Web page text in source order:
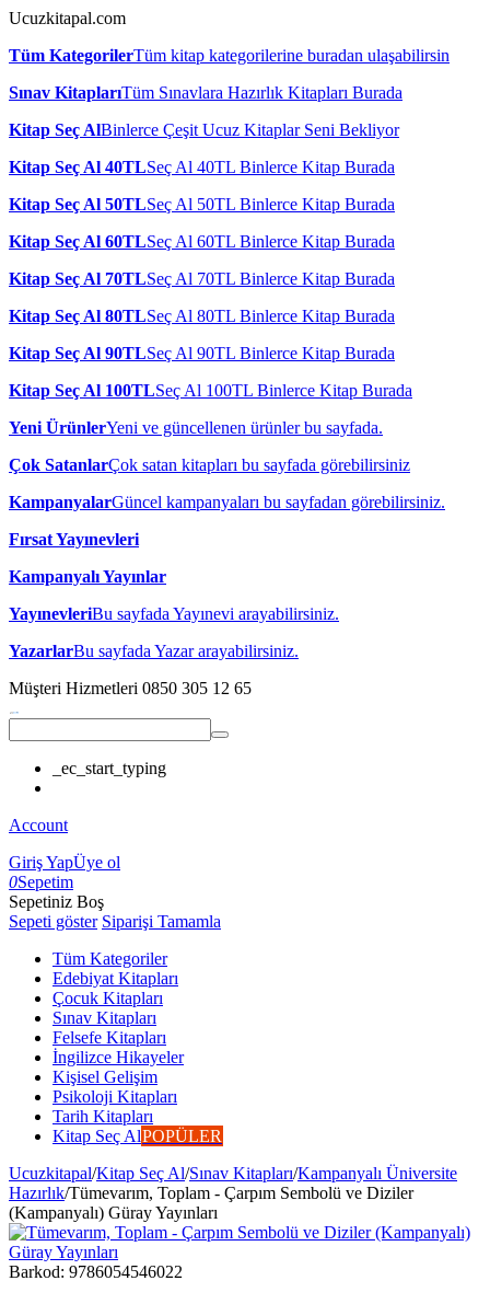
Ucuzkitapal.com
Tüm KategorilerTüm kitap kategorilerine buradan ulaşabilirsin
Sınav KitaplarıTüm Sınavlara Hazırlık Kitapları Burada
Kitap Seç AlBinlerce Çeşit Ucuz Kitaplar Seni Bekliyor
Kitap Seç Al 40TLSeç Al 40TL Binlerce Kitap Burada
Kitap Seç Al 50TLSeç Al 50TL Binlerce Kitap Burada
Kitap Seç Al 60TLSeç Al 60TL Binlerce Kitap Burada
Kitap Seç Al 70TLSeç Al 70TL Binlerce Kitap Burada
Kitap Seç Al 80TLSeç Al 80TL Binlerce Kitap Burada
Kitap Seç Al 90TLSeç Al 90TL Binlerce Kitap Burada
Kitap Seç Al 100TLSeç Al 100TL Binlerce Kitap Burada
Yeni ÜrünlerYeni ve güncellenen ürünler bu sayfada.
Çok SatanlarÇok satan kitapları bu sayfada görebilirsiniz
KampanyalarGüncel kampanyaları bu sayfadan görebilirsiniz.
Fırsat Yayınevleri
Kampanyalı Yayınlar
YayınevleriBu sayfada Yayınevi arayabilirsiniz.
YazarlarBu sayfada Yazar arayabilirsiniz.
Müşteri Hizmetleri 0850 305 12 65
_ec_start_typing
Account
Giriş YapÜye ol
0Sepetim
Sepetiniz Boş
Sepeti göster Siparişi Tamamla
Tüm Kategoriler
Edebiyat Kitapları
Çocuk Kitapları
Sınav Kitapları
Felsefe Kitapları
İngilizce Hikayeler
Kişisel Gelişim
Psikoloji Kitapları
Tarih Kitapları
Kitap Seç AlPOPÜLER
Ucuzkitapal/Kitap Seç Al/Sınav Kitapları/Kampanyalı Üniversite
Hazırlık/Tümevarım, Toplam - Çarpım Sembolü ve Diziler
(Kampanyalı) Güray Yayınları
Barkod: 9786054546022